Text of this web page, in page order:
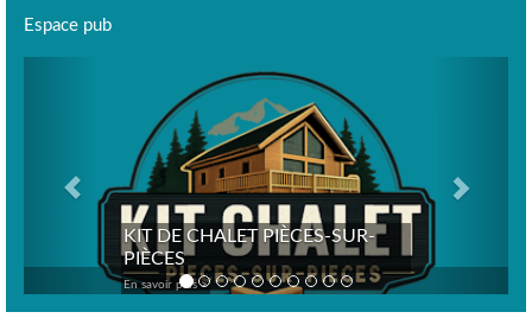
Espace pub
KIT DE CHALET PIÈCES-SUR-
PIÈCES
En savoir plus >